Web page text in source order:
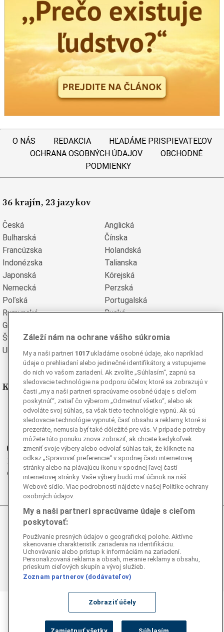
O NÁS REDAKCIA
HĽADÁME PRISPIEVATEĽOV
OCHRANA OSOBNÝCH ÚDAJOV
OBCHODNÉ
PODMIENKY
36 krajín, 23 jazykov
Česká
Anglická
Bulharská
Čínska
Francúzska
Holandská
Indonézska
Talianska
Japonská
Kórejská
Nemecká
Perzská
Poľská
Portugalská
Rumunská
Ruská
Grécka
Švédska
Turecká
Ukrajinská
Vietnamská
Kde nás nájdete
Facebook
Instagram
Ganjing
Youtube
Twitter
Telegram
RSS
© 2026 Epoch Times Slovensko
Všetky práva vyhradené. Publikovanie alebo ďalšie šírenie
správ a fotografií zo zdrojov TASR je bez
predchádzajúceho písomného súhlasu TASR porušením
autorského zákona.
Záleží nám na ochrane vášho súkromia
My a naši partneri 1017ukladáme osobné údaje, ako napríklad
údaje o prehliadaní alebo jedinečné identifikátory, a vstupujeme
do nich vo vašom zariadení. Ak zvolíte „Súhlasím“, zapnú sa
sledovacie technológie na podporu účelov, ktoré sa zobrazujú v
časti „my a naši partneri spracúvame osobné údaje s cieľom
poskytnúť“, zatiaľ čo výberom „Odmetnuť všetko“, alebo ak
odvoláte svoj súhlas, sa však tieto technológie vypnú. Ak sú
sledovacie technológie vypnuté, časť obsahu a reklamy, ktoré si
prezeráte, nemusia byť také dôležité pre vás. V prípade potreby
môžete túto ponuku znova zobraziť, ak chcete kedykoľvek
zmeniť svoje výbery alebo odvolať súhlas tak, že kliknete na
odkaz „Spravovať preferencie“ v spodnej časti internetovej
stránky alebo na plávajúcu ikonu v spodnej ľavej časti
internetovej stránky. Vaše výbery budú mať účinok na náš
Webové sídlo. Viac podrobností nájdete v našej Politike ochrany
osobných údajov.
My a naši partneri spracúvame údaje s cieľom
poskytovať:
Používanie presných údajov o geografickej polohe. Aktívne
skenovanie charakteristík zariadenia na identifikáciu.
Uchovávanie alebo prístup k informáciám na zariadení.
Personalizovaná reklama a obsah, meranie reklamy a obsahu,
prieskum cieľových skupín a vývoj služieb.
Zoznam partnerov (dodávateľov)
Zobraziť účely